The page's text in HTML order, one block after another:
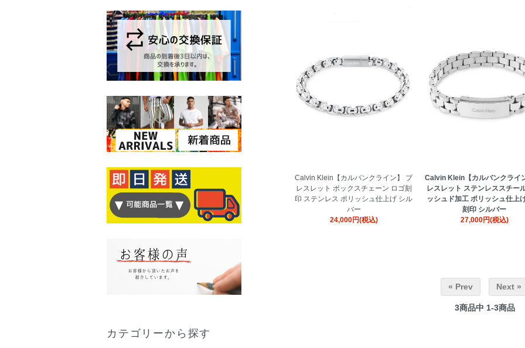
Calvin Klein【カルバンクライン】 ブ
レスレット ボックスチェーン ロゴ刻
印 ステンレス ポリッシュ仕上げ シル
バー
24,000円(税込)
Calvin Klein【カルバンクライ
レスレット ステンレススチー
ッシュド加工 ポリッシュ仕上
刻印 シルバー
27,000円(税込)
« Prev Next »
3商品中 1-3商品
カテゴリーから探す